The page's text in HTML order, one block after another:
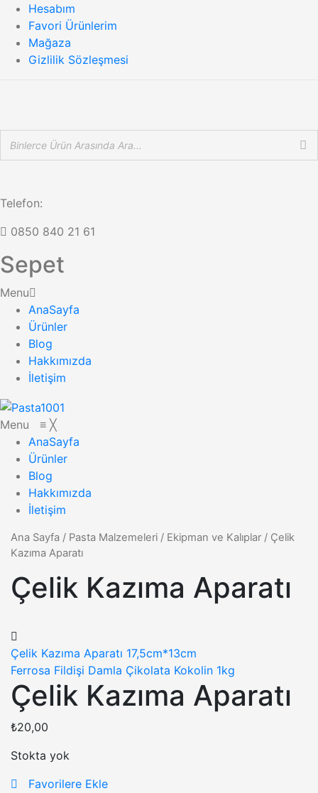
Hesabım
Favori Ürünlerim
Mağaza
Gizlilik Sözleşmesi
Telefon:
0850 840 21 61
Sepet
Menu
AnaSayfa
Ürünler
Blog
Hakkımızda
İletişim
Menu ≡ ╳
AnaSayfa
Ürünler
Blog
Hakkımızda
İletişim
Ana Sayfa / Pasta Malzemeleri / Ekipman ve Kalıplar / Çelik
Kazıma Aparatı
Çelik Kazıma Aparatı
Çelik Kazıma Aparatı 17,5cm*13cm
Ferrosa Fildişi Damla Çikolata Kokolin 1kg
Çelik Kazıma Aparatı
₺20,00
Stokta yok
Favorilere Ekle